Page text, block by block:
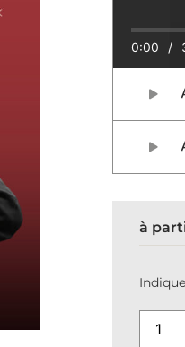
0:00 /
à